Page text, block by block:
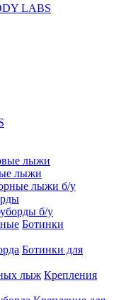
LABS
лыжи
лыжи
лыжи б/у
б/у
Ботинки
Ботинки для
Крепления